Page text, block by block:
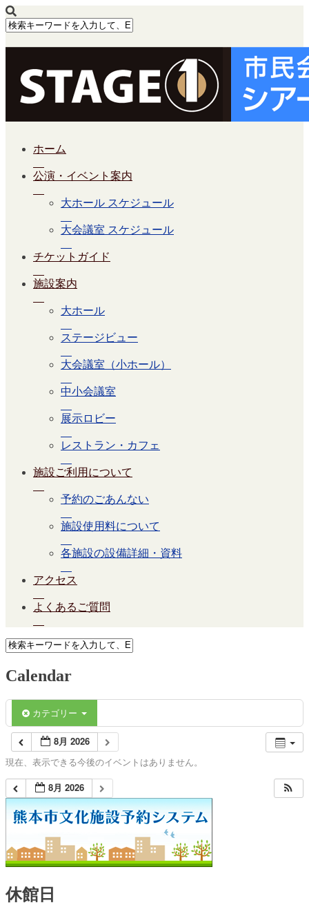
ホーム
公演・イベント案内
大ホール スケジュール
大会議室 スケジュール
チケットガイド
施設案内
大ホール
ステージビュー
大会議室（小ホール）
中小会議室
展示ロビー
レストラン・カフェ
施設ご利用について
予約のごあんない
施設使用料について
各施設の設備詳細・資料
アクセス
よくあるご質問
Calendar
カテゴリー
8月 2026
現在、表示できる今後のイベントはありません。
8月 2026
休館日